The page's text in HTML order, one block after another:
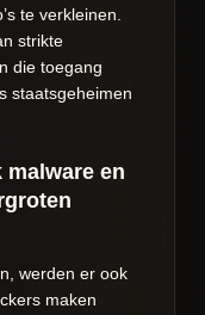
te verkleinen.
strikte
die toegang
staatsgeheimen
malware en
werden er ook
maken